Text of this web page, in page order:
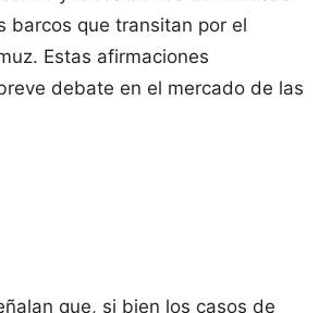
barcos que transitan por el
Estas afirmaciones
debate en el mercado de las
que, si bien los casos de